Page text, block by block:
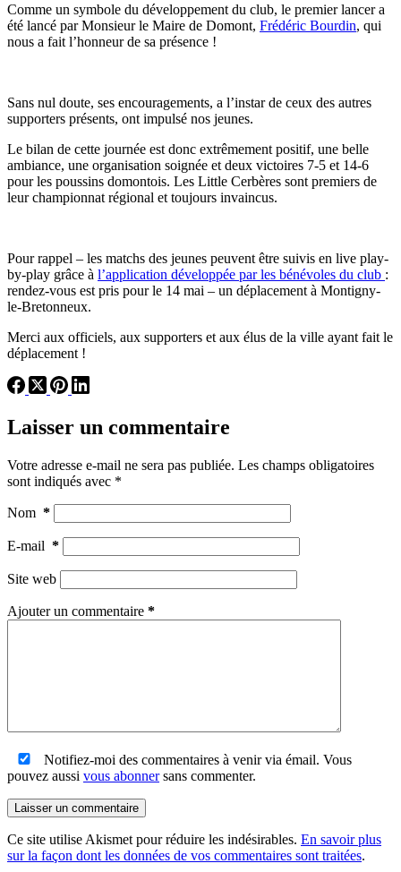
Comme un symbole du développement du club, le premier lancer a
été lancé par Monsieur le Maire de Domont, Frédéric Bourdin, qui
nous a fait l’honneur de sa présence !
Sans nul doute, ses encouragements, a l’instar de ceux des autres
supporters présents, ont impulsé nos jeunes.
Le bilan de cette journée est donc extrêmement positif, une belle
ambiance, une organisation soignée et deux victoires 7-5 et 14-6
pour les poussins domontois. Les Little Cerbères sont premiers de
leur championnat régional et toujours invaincus.
Pour rappel – les matchs des jeunes peuvent être suivis en live play-
by-play grâce à l’application développée par les bénévoles du club :
rendez-vous est pris pour le 14 mai – un déplacement à Montigny-
le-Bretonneux.
Merci aux officiels, aux supporters et aux élus de la ville ayant fait le
déplacement !
Laisser un commentaire
Votre adresse e-mail ne sera pas publiée. Les champs obligatoires
sont indiqués avec *
Nom *
E-mail *
Site web
Ajouter un commentaire *
Notifiez-moi des commentaires à venir via émail. Vous
pouvez aussi vous abonnersans commenter.
Laisser un commentaire
Ce site utilise Akismet pour réduire les indésirables. En savoir plus
sur la façon dont les données de vos commentaires sont traitées.